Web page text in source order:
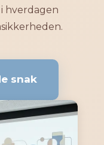
hverdagen
snak